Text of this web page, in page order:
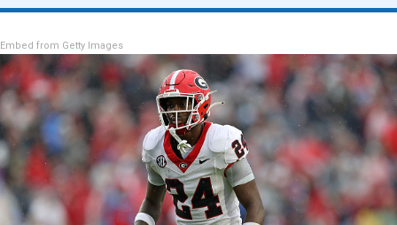
Embed from Getty Images